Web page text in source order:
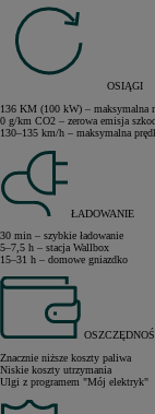
OSIĄGI
136 KM (100 kW) – maksymalna
0 g/km CO2 – zerowa emisja
130–135 km/h – maksymalna
ŁADOWANIE
30 min – szybkie ładowanie
5–7,5 h – stacja Wallbox
15–31 h – domowe gniazdko
Znacznie niższe koszty paliwa
Niskie koszty utrzymania
Ulgi z programem "Mój elektryk"